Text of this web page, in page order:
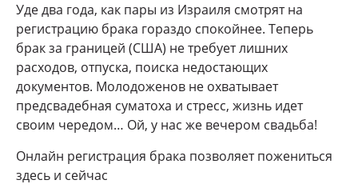
Уде два года, как пары из Израиля смотрят на
регистрацию брака гораздо спокойнее. Теперь
брак за границей (США) не требует лишних
расходов, отпуска, поиска недостающих
документов. Молодоженов не охватывает
предсвадебная суматоха и стресс, жизнь идет
своим чередом… Ой, у нас же вечером свадьба!
Онлайн регистрация брака позволяет пожениться
здесь и сейчас